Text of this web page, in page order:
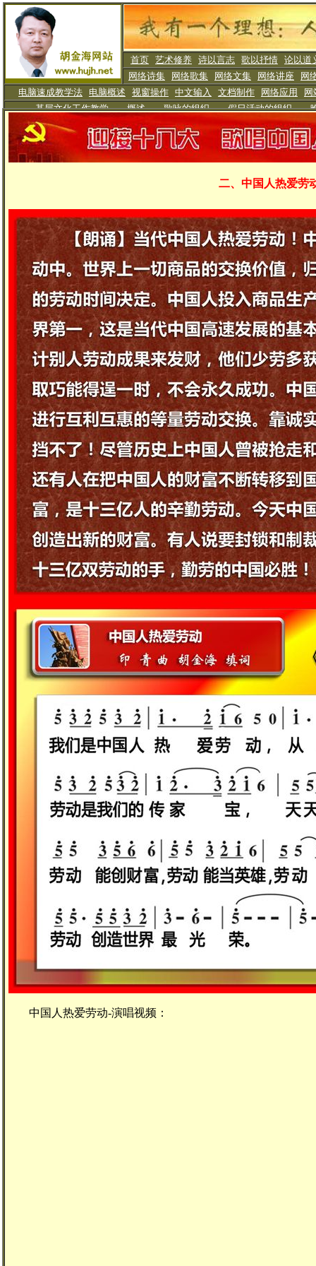
首页 艺术修养 诗以言志 歌以抒情 论以道
网络诗集
网络歌集 网络文集 网络讲座
网
电脑速成教学法
电脑概述 视窗操作 中文输入 文档制作 网络应用
网
基层文化工作教学
概述 歌咏的组织 假日活动的组织
二、中国人热爱劳
中国人热爱劳动-演唱视频：